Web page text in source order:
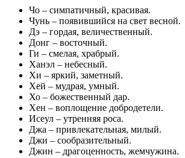
Чо – симпатичный, красивая.
Чунь – появившийся на свет весной.
Дэ – гордая, величественный.
Донг – восточный.
Ги – смелая, храбрый.
Ханэл – небесный.
Хи – яркий, заметный.
Хей – мудрая, умный.
Хо – божественный дар.
Хен – воплощение добродетели.
Исеул – утренняя роса.
Джа – привлекательная, милый.
Джи – сообразительный.
Джин – драгоценность, жемчужина.